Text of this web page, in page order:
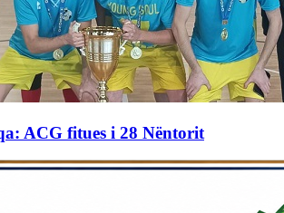
ACG fitues i 28 Nëntorit